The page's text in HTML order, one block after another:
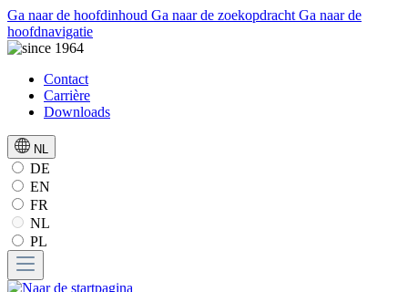
Ga naar de hoofdinhoud Ga naar de zoekopdracht Ga naar de
hoofdnavigatie
Contact
Carrière
Downloads
NL
DE
EN
FR
NL
PL